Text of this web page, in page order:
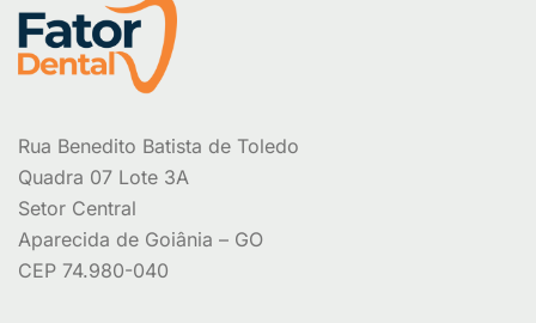
Rua Benedito Batista de Toledo
Quadra 07 Lote 3A
Setor Central
Aparecida de Goiânia – GO
CEP 74.980-040